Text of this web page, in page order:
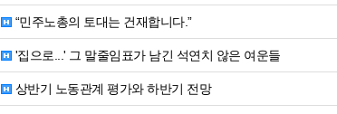
“민주노총의 토대는 건재합니다.”
'집으로...' 그 말줄임표가 남긴 석연치 않은 여운들
상반기 노동관계 평가와 하반기 전망